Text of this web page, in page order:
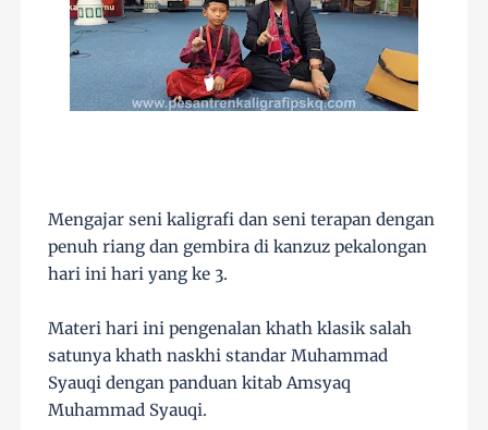
Mengajar seni kaligrafi dan seni terapan dengan
penuh riang dan gembira di kanzuz pekalongan
hari ini hari yang ke 3.
Materi hari ini pengenalan khath klasik salah
satunya khath naskhi standar Muhammad
Syauqi dengan panduan kitab Amsyaq
Muhammad Syauqi.